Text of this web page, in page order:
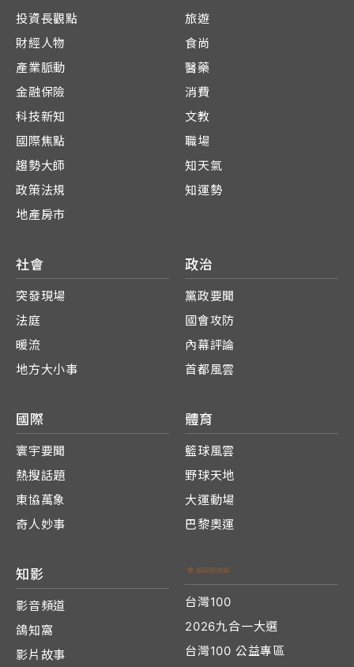
投資長觀點
財經人物
產業脈動
金融保險
科技新知
國際焦點
趨勢大師
政策法規
地產房市
旅遊
食尚
醫藥
消費
文教
職場
知天氣
知運勢
社會
突發現場
法庭
暖流
地方大小事
政治
黨政要聞
國會攻防
內幕評論
首都風雲
國際
寰宇要聞
熱搜話題
東協萬象
奇人妙事
體育
籃球風雲
野球天地
大運動場
巴黎奧運
知影
影音頻道
鴿知窩
影片故事
台灣100
2026九合一大選
台灣100 公益專區